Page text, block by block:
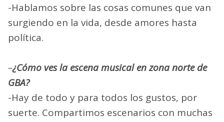
-Hablamos sobre las cosas comunes que van
surgiendo en la vida, desde amores hasta
política.
–¿Cómo ves la escena musical en zona norte de
GBA?
-Hay de todo y para todos los gustos, por
suerte. Compartimos escenarios con muchas